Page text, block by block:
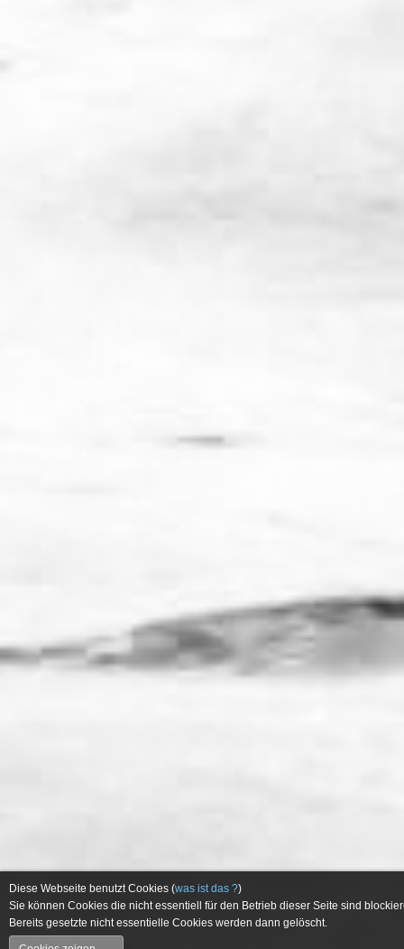
Diese Webseite benutzt Cookies (was ist das ?)
Sie können Cookies die nicht essentiell für den Betrieb dieser Seite sind
Bereits gesetzte nicht essentielle Cookies werden dann gelöscht.